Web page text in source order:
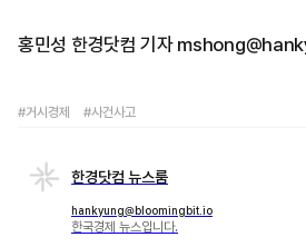
홍민성 한경닷컴 기자
#거시경제 #사건사고
한경닷컴 뉴스룸
hankyung@bloomingbit.io
한국경제 뉴스입니다.